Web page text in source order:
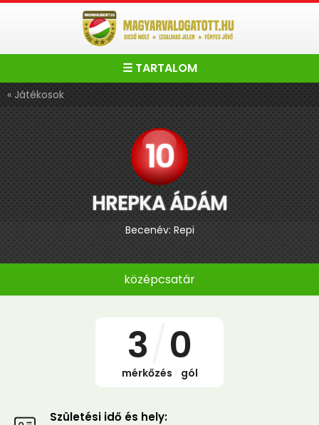
☰ TARTALOM
« Játékosok
10
HREPKA ÁDÁM
Becenév: Repi
középcsatár
3 0
mérkőzés gól
Születési idő és hely: